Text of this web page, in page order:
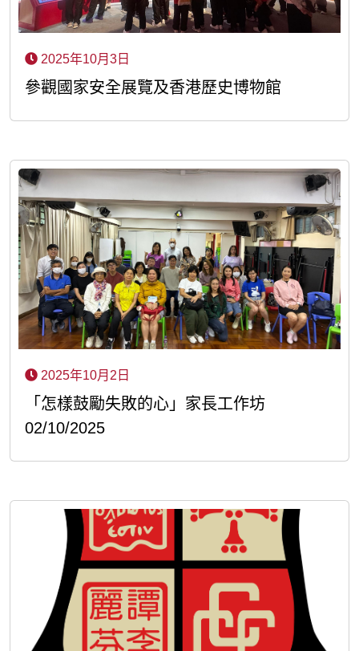
2025年10月3日
參觀國家安全展覽及香港歷史博物館
2025年10月2日
「怎樣鼓勵失敗的心」家長工作坊
02/10/2025